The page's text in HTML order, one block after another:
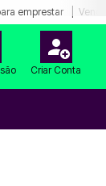
emprestar
Criar Conta